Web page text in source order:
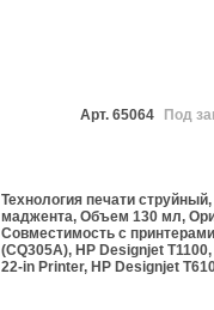
Арт. 65064 Под
Технология печатиструйный
маджента, Объем130 мл,
Совместимость с принтерами
(CQ305A), HP Designjet
22-in Printer, HP Designjet